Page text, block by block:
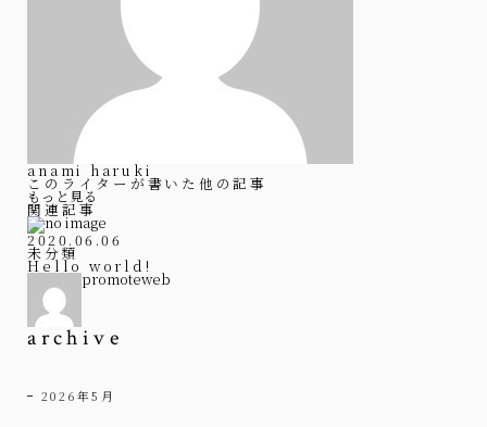
anami haruki
このライターが書いた他の記事
もっと見る
関連記事
2020.06.06
未分類
Hello world!
promoteweb
archive
2026年5月